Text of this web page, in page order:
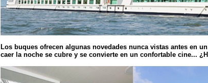
Los buques ofrecen algunas novedades nunca vistas antes en
caer la noche se cubre y se convierte en un confortable cine...